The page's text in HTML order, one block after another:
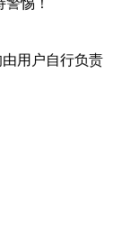
用户自行负责